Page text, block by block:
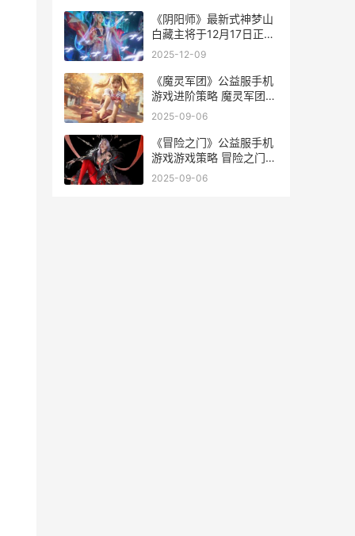
《阴阳师》最新式神梦山
白藏主将于12月17日正式
上线 阴阳师最新式神
2025-12-09
《魔灵军团》公益服手机
游戏进阶策略 魔灵军团手
游攻略
2025-09-06
《冒险之门》公益服手机
游戏游戏策略 冒险之门官
方
2025-09-06